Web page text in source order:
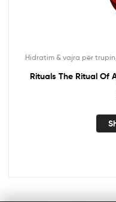
Hidratim & vajra për trupin
Rituals The Ritual Of